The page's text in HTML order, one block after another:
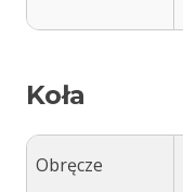
Koła
Obręcze